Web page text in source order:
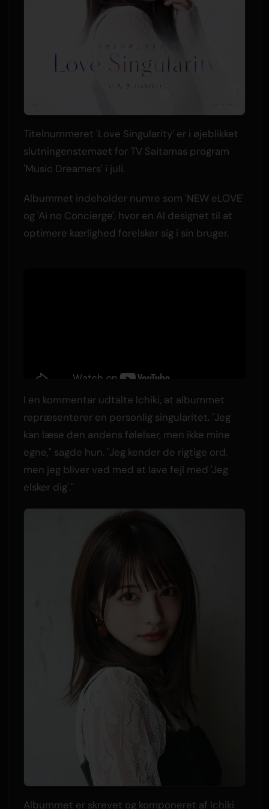
Titelnummeret 'Love Singularity' er i øjeblikket
slutningenstemaet for TV Saitamas program
'Music Dreamers' i juli.
Albummet indeholder numre som 'NEW eLOVE'
og 'Ai no Concierge', hvor en AI designet til at
optimere kærlighed forelsker sig i sin bruger.
I en kommentar udtalte Ichiki, at albummet
repræsenterer en personlig singularitet. "Jeg
kan læse den andens følelser, men ikke mine
egne," sagde hun. "Jeg kender de rigtige ord,
men jeg bliver ved med at lave fejl med 'Jeg
elsker dig'."
Albummet er skrevet og komponeret af Ichiki